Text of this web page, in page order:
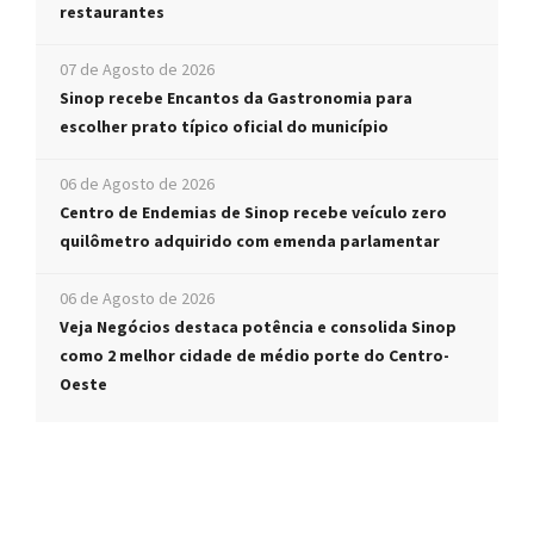
restaurantes
07 de Agosto de 2026
Sinop recebe Encantos da Gastronomia para
escolher prato típico oficial do município
06 de Agosto de 2026
Centro de Endemias de Sinop recebe veículo zero
quilômetro adquirido com emenda parlamentar
06 de Agosto de 2026
Veja Negócios destaca potência e consolida Sinop
como 2 melhor cidade de médio porte do Centro-
Oeste